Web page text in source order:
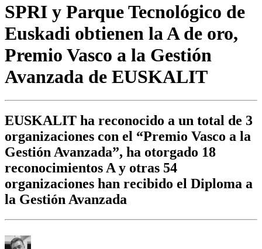
SPRI y Parque Tecnológico de
Euskadi obtienen la A de oro,
Premio Vasco a la Gestión
Avanzada de EUSKALIT
EUSKALIT ha reconocido a un total de 3
organizaciones con el “Premio Vasco a la
Gestión Avanzada”, ha otorgado 18
reconocimientos A y otras 54
organizaciones han recibido el Diploma a
la Gestión Avanzada